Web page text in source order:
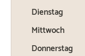
Dienstag
Mittwoch
Donnerstag